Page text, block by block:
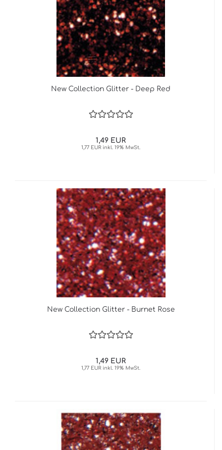
New Collection Glitter - Deep Red
1,49 EUR
1,77 EUR inkl. 19% MwSt.
New Collection Glitter - Burnet Rose
1,49 EUR
1,77 EUR inkl. 19% MwSt.